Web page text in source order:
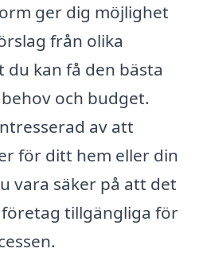
ger dig möjlighet
från olika
kan få den bästa
och budget.
av att
för ditt hem eller din
vara säker på att det
tillgängliga för